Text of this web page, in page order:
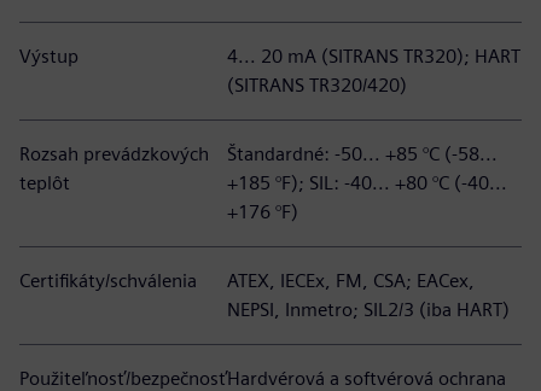
Výstup
4... 20 mA (SITRANS TR320); HART
(SITRANS TR320/420)
Rozsah prevádzkových
teplôt
Štandardné: -50... +85 °C (-58...
+185 °F); SIL: -40... +80 °C (-40...
+176 °F)
Certifikáty/schválenia
ATEX, IECEx, FM, CSA; EACex,
NEPSI, Inmetro; SIL2/3 (iba HART)
Použiteľnosť/bezpečnosťHardvérová a softvérová ochrana